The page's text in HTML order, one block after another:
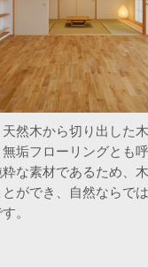
然木から切り出した
垢フローリングとも
な素材であるため、
ができ、自然ならで
。